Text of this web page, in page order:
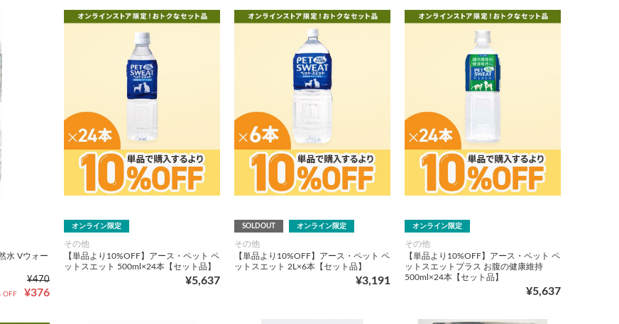
水 Vウォー
¥470
¥376
OFF
オンライン限定
その他
【単品より10%OFF】アース・ペット ペ
ットスエット 500ml×24本【セット品】
¥5,637
SOLDOUT オンライン限定
その他
【単品より10%OFF】アース・ペット ペ
ットスエット 2L×6本【セット品】
¥3,191
オンライン限定
その他
【単品より10%OFF】アース・ペット ペ
ットスエットプラス お腹の健康維持
500ml×24本【セット品】
¥5,637